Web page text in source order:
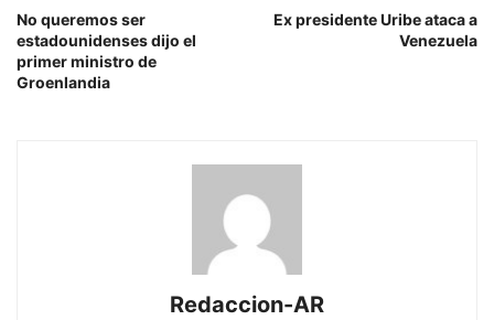
No queremos ser
estadounidenses dijo el
primer ministro de
Groenlandia
Ex presidente Uribe ataca a
Venezuela
Redaccion-AR